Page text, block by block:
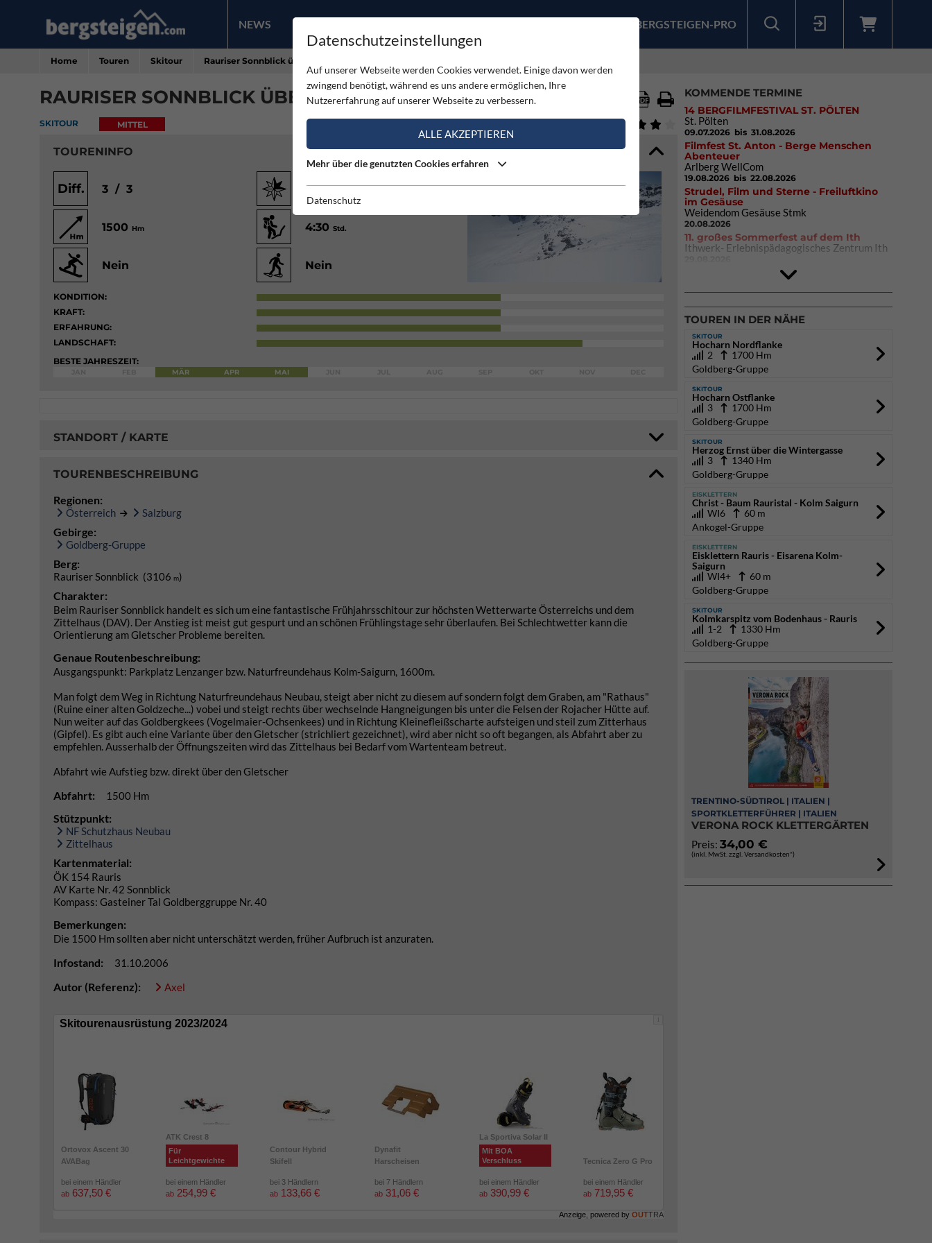
NEWS PRODUKTE BERGSTEIGEN-PRO
Home Touren Skitour Rauriser Sonnblick übers Goldbergkees
RAURISER SONNBLICK ÜBERS GOLDBERGKEES
SKITOUR MITTEL
TOURENINFO
Diff. 3 / 3 Nordost
1500 Hm 4:30Std.
Nein Nein
KONDITION:
KRAFT:
ERFAHRUNG:
LANDSCHAFT:
BESTE JAHRESZEIT:
MÄR APR MAI
STANDORT / KARTE
TOURENBESCHREIBUNG
Regionen:
Österreich Salzburg
Gebirge:
Goldberg-Gruppe
Berg:
Rauriser Sonnblick (3106 m)
Charakter:
Beim Rauriser Sonnblick handelt es sich um eine fantastische Frühjahrsschitour zur höchsten Wetterwarte Österreichs und dem
Zittelhaus (DAV). Der Anstieg ist meist gut gespurt und an schönen Frühlingstage sehr überlaufen. Bei Schlechtwetter kann die
Orientierung am Gletscher Probleme bereiten.
Genaue Routenbeschreibung:
Ausgangspunkt: Parkplatz Lenzanger bzw. Naturfreundehaus Kolm-Saigurn, 1600m.
Man folgt dem Weg in Richtung Naturfreundehaus Neubau, steigt aber nicht zu diesem auf sondern folgt dem Graben, am "Rathaus"
(Ruine einer alten Goldzeche...) vobei und steigt rechts über wechselnde Hangneigungen bis unter die Felsen der Rojacher Hütte auf.
Nun weiter auf das Goldbergkees (Vogelmaier-Ochsenkees) und in Richtung Kleinefleißscharte aufsteigen und steil zum Zitterhaus
(Gipfel). Es gibt auch eine Variante über den Gletscher (strichliert gezeichnet), wird aber nicht so oft begangen, als Abfahrt aber zu
empfehlen. Ausserhalb der Öffnungszeiten wird das Zittelhaus bei Bedarf vom Wartenteam betreut.
Abfahrt wie Aufstieg bzw. direkt über den Gletscher
Abfahrt: 1500 Hm
Stützpunkt:
NF Schutzhaus Neubau
Zittelhaus
Kartenmaterial:
ÖK 154 Rauris
AV Karte Nr. 42 Sonnblick
Kompass: Gasteiner Tal Goldberggruppe Nr. 40
Bemerkungen:
Die 1500 Hm sollten aber nicht unterschätzt werden, früher Aufbruch ist anzuraten.
Infostand: 31.10.2006
Autor (Referenz): Axel
i
Skitourenausrüstung 2023/2024
Ortovox Ascent 30
AVABag
bei einem Händler
ab 637,50 €
ATK Crest 8
Für
Leichtgewichte
bei einem Händler
ab 254,99 €
Contour Hybrid
Skifell
bei 3 Händlern
ab 133,66 €
Dynafit
Harscheisen
bei 7 Händlern
ab 31,06 €
La Sportiva Solar II
Mit BOA
Verschluss
bei einem Händler
ab 390,99 €
Tecnica Zero G Pro
bei einem Händler
ab 719,95 €
Anzeige, powered by OUTTRA
KOMMENDE TERMINE
14 BERGFILMFESTIVAL ST. PÖLTEN
St. Pölten
09.07.2026 bis 31.08.2026
Filmfest St. Anton - Berge Menschen
Abenteuer
Arlberg WellCom
19.08.2026 bis 22.08.2026
Strudel, Film und Sterne - Freiluftkino
im Gesäuse
Weidendom Gesäuse Stmk
20.08.2026
11. großes Sommerfest auf dem Ith
Ithwerk- Erlebnispädagogisches Zentrum Ith
DAV Kletter- & Boulderzentrum München
Süd (Thalkirchen)
TOUREN IN DER NÄHE
SKITOUR
Hocharn Nordflanke
2
1700 Hm
Goldberg-Gruppe
SKITOUR
Hocharn Ostflanke
3
1700 Hm
Goldberg-Gruppe
SKITOUR
Herzog Ernst über die Wintergasse
3
1340 Hm
Goldberg-Gruppe
EISKLETTERN
Christ - Baum Rauristal - Kolm Saigurn
WI6
60 m
Ankogel-Gruppe
EISKLETTERN
Eisklettern Rauris - Eisarena Kolm-
Saigurn
WI4+
60 m
Goldberg-Gruppe
SKITOUR
Kolmkarspitz vom Bodenhaus - Rauris
1-2
1330 Hm
Goldberg-Gruppe
TRENTINO-SÜDTIROL | ITALIEN |
SPORTKLETTERFÜHRER | ITALIEN
VERONA ROCK KLETTERGÄRTEN
Preis: 34,00 €
(inkl. MwSt. zzgl. Versandkosten*)
Datenschutzeinstellungen
Auf unserer Webseite werden Cookies verwendet. Einige davon werden
zwingend benötigt, während es uns andere ermöglichen, Ihre
Nutzererfahrung auf unserer Webseite zu verbessern.
ALLE AKZEPTIEREN
Mehr über die genutzten Cookies erfahren
Datenschutz